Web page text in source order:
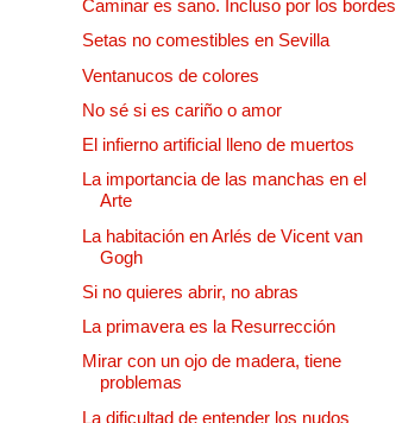
Caminar es sano. Incluso por los bordes
Setas no comestibles en Sevilla
Ventanucos de colores
No sé si es cariño o amor
El infierno artificial lleno de muertos
La importancia de las manchas en el
Arte
La habitación en Arlés de Vicent van
Gogh
Si no quieres abrir, no abras
La primavera es la Resurrección
Mirar con un ojo de madera, tiene
problemas
La dificultad de entender los nudos